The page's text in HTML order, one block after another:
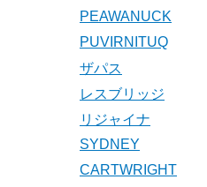
PEAWANUCK
PUVIRNITUQ
ザパス
レスブリッジ
リジャイナ
SYDNEY
CARTWRIGHT